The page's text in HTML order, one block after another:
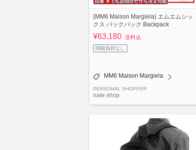
{MM6 Maison Margiela} エムエムシッ
クス バックパック Backpack
¥63,180 送料込
関税負担なし
MM6 Maison Margiela
PERSONAL SHOPPER
nate shop